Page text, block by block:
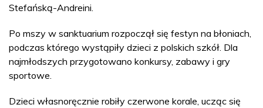
Stefańską-Andreini.
Po mszy w sanktuarium rozpoczął się festyn na błoniach,
podczas którego wystąpiły dzieci z polskich szkół. Dla
najmłodszych przygotowano konkursy, zabawy i gry
sportowe.
Dzieci własnoręcznie robiły czerwone korale, ucząc się